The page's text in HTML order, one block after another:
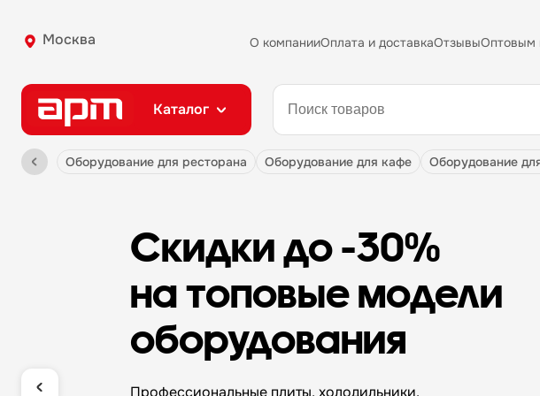
Москва О компанииОплата и доставкаОтзывыОптовым
Каталог
оборудование для ресторана оборудование для кафе оборудование
Скидки до -30%
на топовые модели
оборудования
Профессиональные плиты, холодильники,